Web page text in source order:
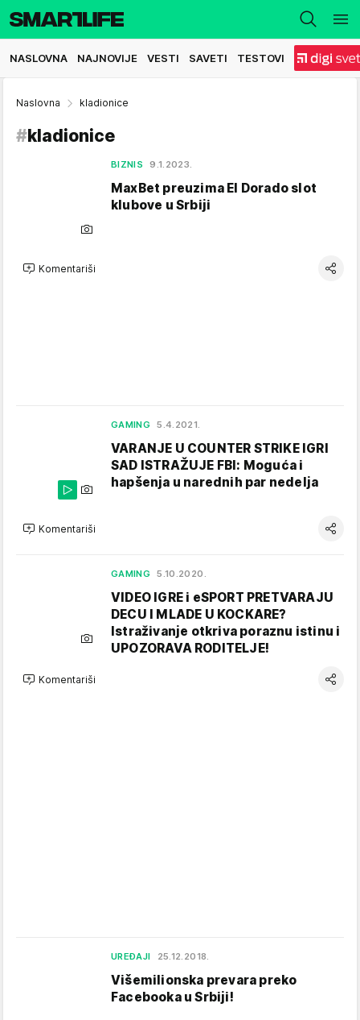
NASLOVNA NAJNOVIJE VESTI SAVETI TESTOVI
Naslovna kladionice
#kladionice
BIZNIS 9.1.2023.
MaxBet preuzima El Dorado slot
klubove u Srbiji
Komentariši
GAMING 5.4.2021.
VARANJE U COUNTER STRIKE IGRI
SAD ISTRAŽUJE FBI: Moguća i
hapšenja u narednih par nedelja
Komentariši
GAMING 5.10.2020.
VIDEO IGRE i eSPORT PRETVARAJU
DECU I MLADE U KOCKARE?
Istraživanje otkriva poraznu istinu i
UPOZORAVA RODITELJE!
Komentariši
UREĐAJI 25.12.2018.
Višemilionska prevara preko
Facebooka u Srbiji!